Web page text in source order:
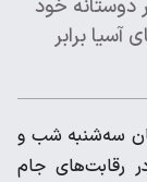
دوستانه خود
برابر
سه‌شنبه شب و
رقابت‌های جام